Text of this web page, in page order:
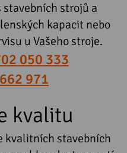
strojů a
kapacit nebo
u Vašeho stroje.
050 333
971
kvalitu
kvalitních stavebních